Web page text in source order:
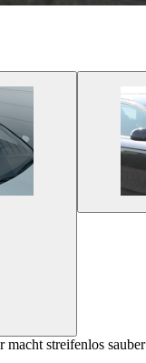
macht streifenlos sauber